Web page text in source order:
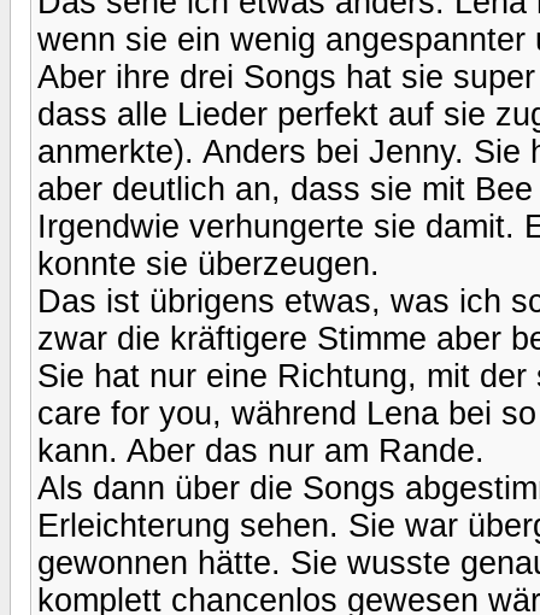
wenn sie ein wenig
Aber ihre drei Songs hat sie
dass alle Lieder perfekt auf sie
anmerkte). Anders bei Jenny.
aber deutlich an, dass sie mit
Irgendwie verhungerte sie damit.
konnte sie überzeugen.
Das ist übrigens etwas, was ich
zwar die kräftigere Stimme aber
Sie hat nur eine Richtung, mit
care for you, während Lena bei
kann. Aber das nur am Rande.
Als dann über die Songs
Erleichterung sehen. Sie war
gewonnen hätte. Sie wusste
komplett chancenlos gewesen